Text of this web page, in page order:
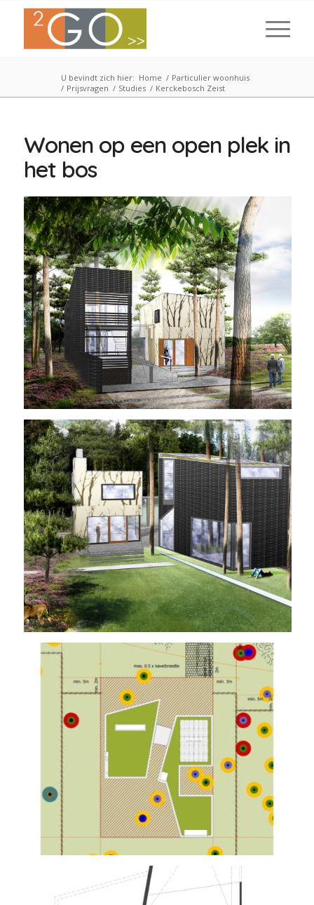
U bevindt zich hier: Home / Particulier woonhuis
/ Prijsvragen / Studies / Kerckebosch Zeist
Wonen op een open plek in
het bos